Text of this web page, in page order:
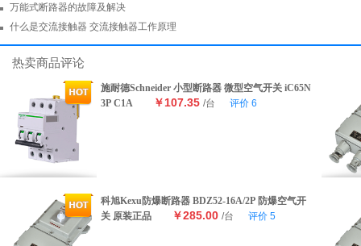
万能式断路器的故障及解决
什么是交流接触器 交流接触器工作原理
热卖商品评论
施耐德Schneider 小型断路器 微型空气开关 iC65N
3P C1A
￥107.35 /台 评价 6
科旭Kexu防爆断路器 BDZ52-16A/2P 防爆空气开
关 原装正品
￥285.00 /台 评价 5